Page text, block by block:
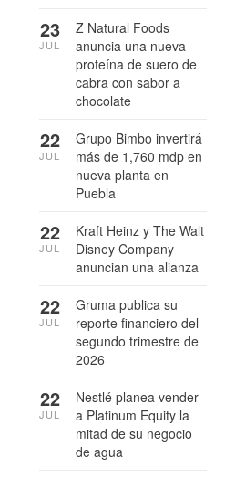
Z Natural Foods
anuncia una nueva
proteína de suero de
cabra con sabor a
chocolate
23
JUL
Grupo Bimbo invertirá
más de 1,760 mdp en
nueva planta en
Puebla
22
JUL
Kraft Heinz y The Walt
Disney Company
anuncian una alianza
22
JUL
Gruma publica su
reporte financiero del
segundo trimestre de
2026
22
JUL
Nestlé planea vender
a Platinum Equity la
mitad de su negocio
de agua
22
JUL